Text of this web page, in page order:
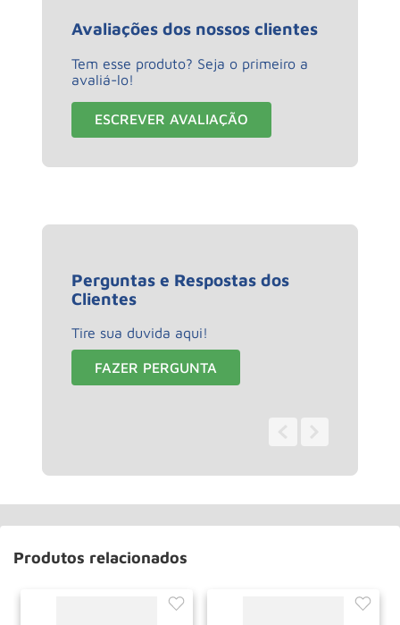
Avaliações dos nossos clientes
Tem esse produto? Seja o primeiro a
avaliá-lo!
ESCREVER AVALIAÇÃO
Perguntas e Respostas dos
Clientes
Tire sua duvida aqui!
FAZER PERGUNTA
Produtos relacionados